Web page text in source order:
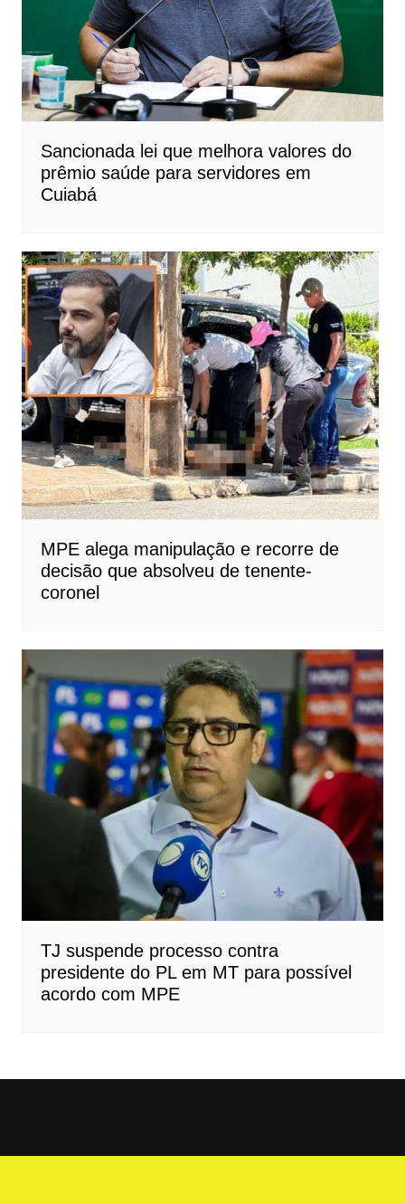
Sancionada lei que melhora valores do
prêmio saúde para servidores em
Cuiabá
MPE alega manipulação e recorre de
decisão que absolveu de tenente-
coronel
TJ suspende processo contra
presidente do PL em MT para possível
acordo com MPE